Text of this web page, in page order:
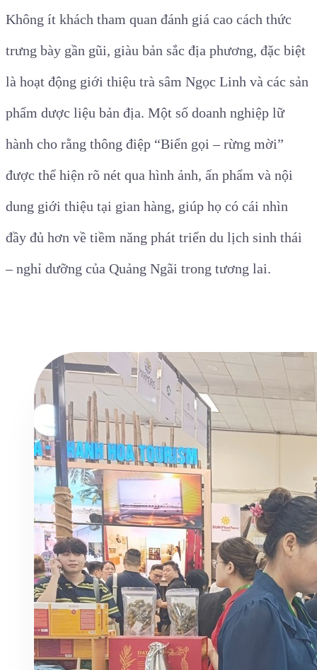
Không ít khách tham quan đánh giá cao cách thức
trưng bày gần gũi, giàu bản sắc địa phương, đặc biệt
là hoạt động giới thiệu trà sâm Ngọc Linh và các sản
phẩm dược liệu bản địa. Một số doanh nghiệp lữ
hành cho rằng thông điệp “Biển gọi – rừng mời”
được thể hiện rõ nét qua hình ảnh, ấn phẩm và nội
dung giới thiệu tại gian hàng, giúp họ có cái nhìn
đầy đủ hơn về tiềm năng phát triển du lịch sinh thái
– nghỉ dưỡng của Quảng Ngãi trong tương lai.